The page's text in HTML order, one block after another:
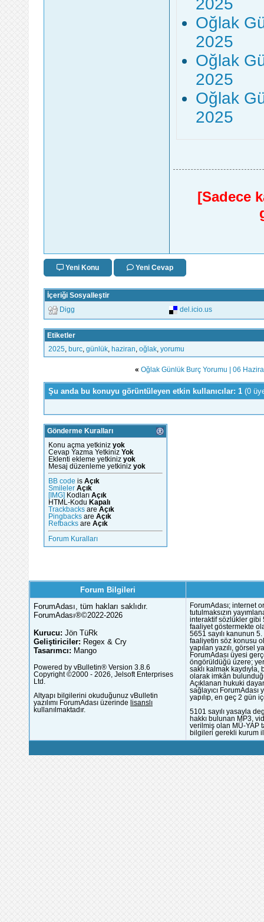
2025
Oğlak
2025
Oğlak
2025
Oğlak
2025
[Sadece
Yeni Konu Yeni Cevap
İçeriği Sosyalleştir
Digg del.icio.us
Etiketler
2025
burc günlük haziran oğlak yorumu
« Oğlak Günlük Burç Yorumu | 06
Şu anda bu konuyu görüntüleyen etkin kullanıcılar: 1 (0
Gönderme Kuralları
Konu açma yetkiniz yok
Cevap Yazma Yetkiniz Yok
Eklenti ekleme yetkiniz yok
Mesaj düzenleme yetkiniz yok
BB code is Açık
Smileler Açık
[IMG]
Kodları Açık
HTML-Kodu Kapalı
Trackbacks are Açık
Pingbacks are Açık
Refbacks are Açık
Forum Kuralları
Forum Bilgileri
ForumAdası, tüm hakları saklıdır.
ForumAdası®©2022-2026
Kurucu: Jön TüRk
Geliştiriciler: Regex & Cry
Tasarımcı: Mango
Powered by vBulletin® Version 3.8.6
Copyright ©2000 - 2026, Jelsoft Enterprises
Ltd.
Altyapı bilgilerini okuduğunuz vBulletin
yazılımı ForumAdası üzerinde lisanslı
kullanılmaktadır.
ForumAdası; internet
tutulmaksızın
interaktif sözlükler gibi
faaliyet göstermekte
5651 sayılı kanunun
faaliyetin söz konusu
yapılan yazılı, görsel
ForumAdası üyesi
öngörüldüğü üzere;
saklı kalmak
olarak imkân
Açıklanan hukuki
sağlayıcı
yapılıp, en geç 2 gün
5101 sayılı yasayla
hakkı bulunan MP3,
verilmiş olan MÜ-YAP
bilgileri gerekli kurum